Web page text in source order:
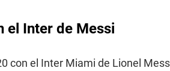
el Inter de Messi
con el Inter Miami de Lionel